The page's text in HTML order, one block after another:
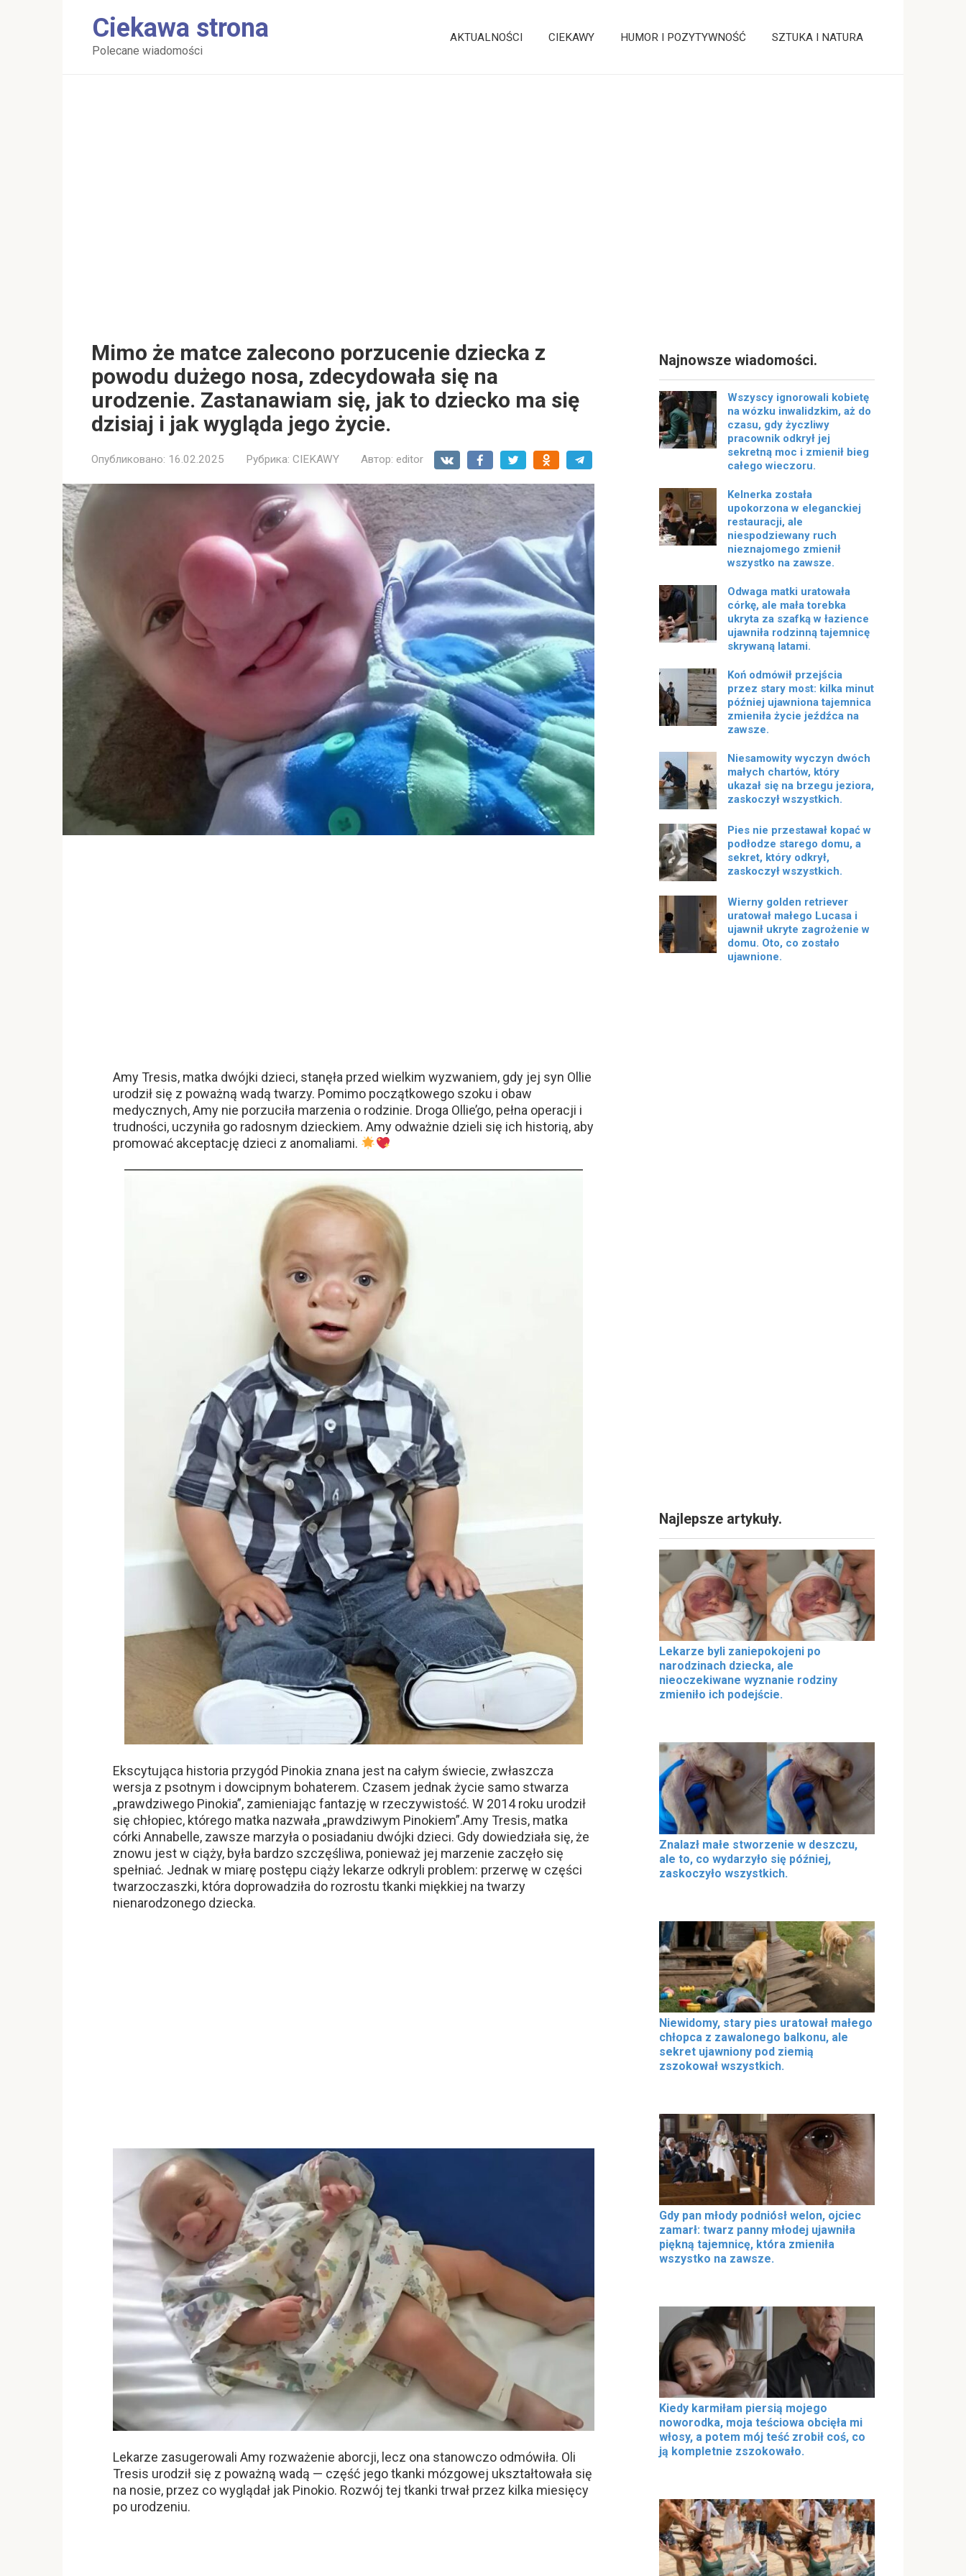
Ciekawa strona
Polecane wiadomości
AKTUALNOŚCI CIEKAWY HUMOR I POZYTYWNOŚĆ SZTUKA I NATURA
Mimo że matce zalecono porzucenie dziecka z
powodu dużego nosa, zdecydowała się na
urodzenie. Zastanawiam się, jak to dziecko ma się
dzisiaj i jak wygląda jego życie.
Опубликовано: 16.02.2025 Рубрика: CIEKAWY Автор: editor
Amy Tresis, matka dwójki dzieci, stanęła przed wielkim wyzwaniem, gdy jej syn Ollie
urodził się z poważną wadą twarzy. Pomimo początkowego szoku i obaw
medycznych, Amy nie porzuciła marzenia o rodzinie. Droga Ollie’go, pełna operacji i
trudności, uczyniła go radosnym dzieckiem. Amy odważnie dzieli się ich historią, aby
promować akceptację dzieci z anomaliami.
Ekscytująca historia przygód Pinokia znana jest na całym świecie, zwłaszcza
wersja z psotnym i dowcipnym bohaterem. Czasem jednak życie samo stwarza
„prawdziwego Pinokia”, zamieniając fantazję w rzeczywistość. W 2014 roku urodził
się chłopiec, którego matka nazwała „prawdziwym Pinokiem”.Amy Tresis, matka
córki Annabelle, zawsze marzyła o posiadaniu dwójki dzieci. Gdy dowiedziała się, że
znowu jest w ciąży, była bardzo szczęśliwa, ponieważ jej marzenie zaczęło się
spełniać. Jednak w miarę postępu ciąży lekarze odkryli problem: przerwę w części
twarzoczaszki, która doprowadziła do rozrostu tkanki miękkiej na twarzy
nienarodzonego dziecka.
Lekarze zasugerowali Amy rozważenie aborcji, lecz ona stanowczo odmówiła. Oli
Tresis urodził się z poważną wadą — część jego tkanki mózgowej ukształtowała się
na nosie, przez co wyglądał jak Pinokio. Rozwój tej tkanki trwał przez kilka miesięcy
po urodzeniu.
Najnowsze wiadomości.
Wszyscy ignorowali kobietę
na wózku inwalidzkim, aż do
czasu, gdy życzliwy
pracownik odkrył jej
sekretną moc i zmienił bieg
całego wieczoru.
Kelnerka została
upokorzona w eleganckiej
restauracji, ale
niespodziewany ruch
nieznajomego zmienił
wszystko na zawsze.
Odwaga matki uratowała
córkę, ale mała torebka
ukryta za szafką w łazience
ujawniła rodzinną tajemnicę
skrywaną latami.
Koń odmówił przejścia
przez stary most: kilka minut
później ujawniona tajemnica
zmieniła życie jeźdźca na
zawsze.
Niesamowity wyczyn dwóch
małych chartów, który
ukazał się na brzegu jeziora,
zaskoczył wszystkich.
Pies nie przestawał kopać w
podłodze starego domu, a
sekret, który odkrył,
zaskoczył wszystkich.
Wierny golden retriever
uratował małego Lucasa i
ujawnił ukryte zagrożenie w
domu. Oto, co zostało
ujawnione.
Najlepsze artykuły.
Lekarze byli zaniepokojeni po
narodzinach dziecka, ale
nieoczekiwane wyznanie rodziny
zmieniło ich podejście.
Znalazł małe stworzenie w deszczu,
ale to, co wydarzyło się później,
zaskoczyło wszystkich.
Niewidomy, stary pies uratował małego
chłopca z zawalonego balkonu, ale
sekret ujawniony pod ziemią
zszokował wszystkich.
Gdy pan młody podniósł welon, ojciec
zamarł: twarz panny młodej ujawniła
piękną tajemnicę, która zmieniła
wszystko na zawsze.
Kiedy karmiłam piersią mojego
noworodka, moja teściowa obcięła mi
włosy, a potem mój teść zrobił coś, co
ją kompletnie zszokowało.